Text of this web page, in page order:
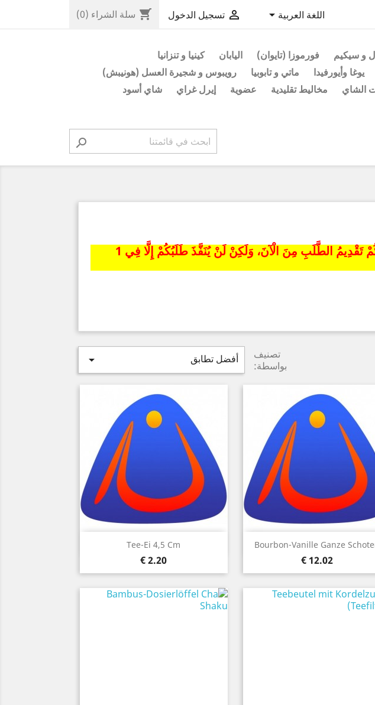
اللغة العربية
 تسجيل الدخول shopping_cart سلة الشراء (0)
و سيكيم فورموزا (تايوان) اليابان
كينيا و تنزانيا
يوغا وأيورفيدا ماتي و تابوبيا
رويبوس و شجيرة العسل (هونيبش)
الشاي مخاليط تقليدية عضوية إيرل غراي
شاي أسود

نَحْنُ فِي إِجَازَةٍ حَتَّى 30 يُولْيُو. يُمْكِنُكُمْ تَقْدِيمُ الطَّلَبِ مِنَ الْآنَ، وَلَكِنْ لَنْ يُنَفَّذَ طَلَبُكُمْ إِلَّا فِي 1
تصنيف
بواسطة:
أفضل تطابق 
Bourbon-Vanille Ganze
12.02 €
نظرة سريعة Tee-Ei 4,5 Cm
2.20 €
نظرة سريعة